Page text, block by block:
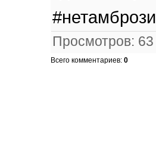
Просмотров: 63
Всего комментариев: 0